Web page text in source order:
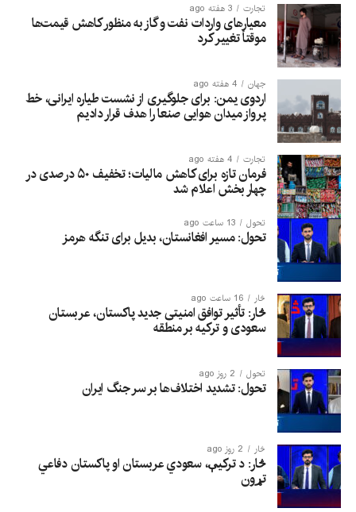
تجارت 3 هفته ago
معیارهای واردات نفت و گاز به منظور کاهش قیمت‌ها
موقتاً تغییر کرد
جهان 4 هفته ago
اردوی یمن: برای جلوگیری از نشست طیاره ایرانی، خط
پرواز میدان هوایی صنعا را هدف قرار دادیم
تجارت 4 هفته ago
فرمان تازه برای کاهش مالیات؛ تخفیف ۵۰ درصدی در
چهار بخش اعلام شد
تحول 13 ساعت ago
تحول: مسیر افغانستان، بدیل برای تنگه هرمز
څار 16 ساعت ago
څار: تأثیر توافق امنیتی جدید پاکستان، عربستان
سعودی و ترکیه بر منطقه
تحول 2 روز ago
تحول: تشدید اختلاف‌ها بر سر جنگ ایران
څار 2 روز ago
څار: د ترکیې، سعودي عربستان او پاکستان دفاعي
تړون